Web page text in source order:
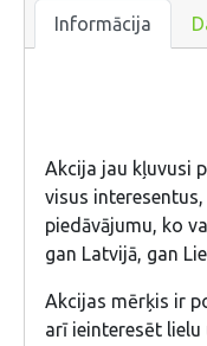
Informācija
Akcija jau kļuvusi
visus
piedāvājumu, ko
gan Latvijā, gan
Akcijas mērķis ir
arī ieinteresēt